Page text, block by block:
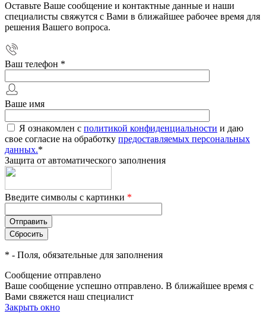
Оставьте Ваше сообщение и контактные данные и наши
специалисты свяжутся с Вами в ближайшее рабочее время для
решения Вашего вопроса.
Ваш телефон *
Ваше имя
Я ознакомлен с политикой конфиденциальности и даю
свое согласие на обработку предоставляемых персональных
данных.*
Защита от автоматического заполнения
Введите символы с картинки *
* - Поля, обязательные для заполнения
Сообщение отправлено
Ваше сообщение успешно отправлено. В ближайшее время с
Вами свяжется наш специалист
Закрыть окно